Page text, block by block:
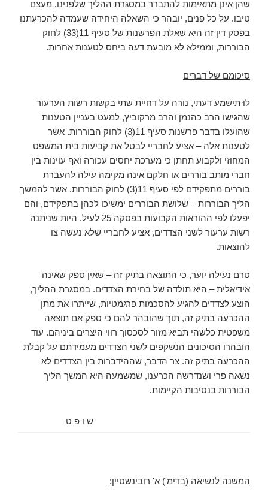
שהן אינן מתאימות להתברר במסגרת ההליך שלפנינו, מעצם
טיבו. על כל פנים, יובהר כי השאלה היחידה שעמדה להכרעתנו
בפסק דין זה היא שאלת הפרשנות של סעיף 11(33) לחוק
הבוררות, וממילא לא מובעת דעה ביחס לטענות אחרות.
סיכומם של דברים
לוּ תישמע דעתי, נורה על דחיית שתי בקשות רשות הערעור
שהגישו הרב כהנמן והרב מרקוביץ, למעט בעניין הטענות
שהועלו בדבר פרשנות סעיף 11(3) לחוק הבוררות. אשר
לטענות אלה – אציע לחבריי לבטל את קביעות בית המשפט
המחוזי ולקבוע תחתן כי מערכת יחסים עכורה ואף עוינות בין
חברי מותב בוררים או חלקם אינה מקימה עילה להעברת
בוררים מתפקידם לפי סעיף 11(3) לחוק הבוררות. אשר להמשך
הליך הבוררות – שלושת הבוררים ימשיכו לכהן בתפקידם, והם
יפעלו לפי ההוראות הקבועות בפסקה 25 לעיל. היות שניתנה
רשות ערעור לשני הצדדים, אציע לחבריי שלא נעשה צו
להוצאות.
טרם נעילה יוער, כי התוצאה בתיק זה – שאין ספק שאינה
אידיאלית – היא תולדה של בחירת הצדדים. במסגרת ההליך,
הוצע לצדדים להגיע להסכמות פרגמטיות, שייתרו את מתן
ההכרעה בתיק זה, תוך שהובהר להם כי ספק אם תוצאה
משפטית כלשהי תביא מזור לסכסוך רווי היצרים ביניהם. עוד
הובהרו הסיכונים הנשקפים לשני הצדדים מעמידתם על קבלת
ההכרעה בתיק זה. צר הדבר, שההידברות בין הצדדים לא
נשאה פרי ושנדרשה הכרענו, שמשמעה היא המשך הליך
הבוררות בנסיבות הקיימות.
ש ו פ ט
המשנה לנשיאה (בדימ') א' רובינשטיין: